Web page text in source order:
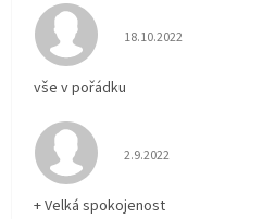
Hodnocení obchodu je
18.10.2022
vše v pořádku
Hodnocení obchodu je
2.9.2022
+ Velká spokojenost